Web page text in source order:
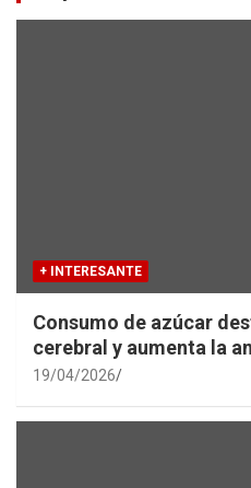
+ INTERESANTE
Consumo de azúcar
cerebral y aumenta la
19/04/2026